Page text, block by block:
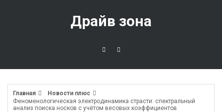
Драйв зона
Главная
Новости плюс
Феноменологическая электродинамика страсти: спектральный
анализ поиска носков с учётом весовых коэффициентов